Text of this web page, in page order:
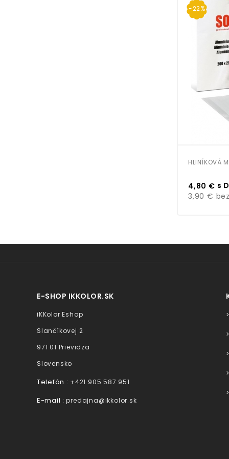
-22%
HLINÍKOVÁ
Cena
4,80 € s
3,90 €
E-SHOP IKKOLOR.SK
iKKolor Eshop
Slančíkovej 2
971 01 Prievidza
Slovensko
Telefón : +421 905 587 951
E-mail :predajna@ikkolor.sk